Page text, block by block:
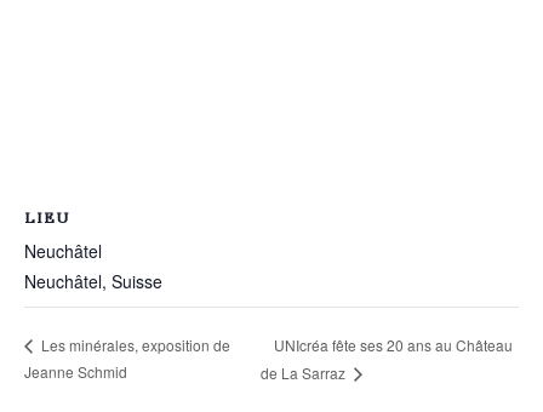
LIEU
Neuchâtel
Neuchâtel, Suisse
Les minérales, exposition de
Jeanne Schmid
UNIcréa fête ses 20 ans au Château
de La Sarraz